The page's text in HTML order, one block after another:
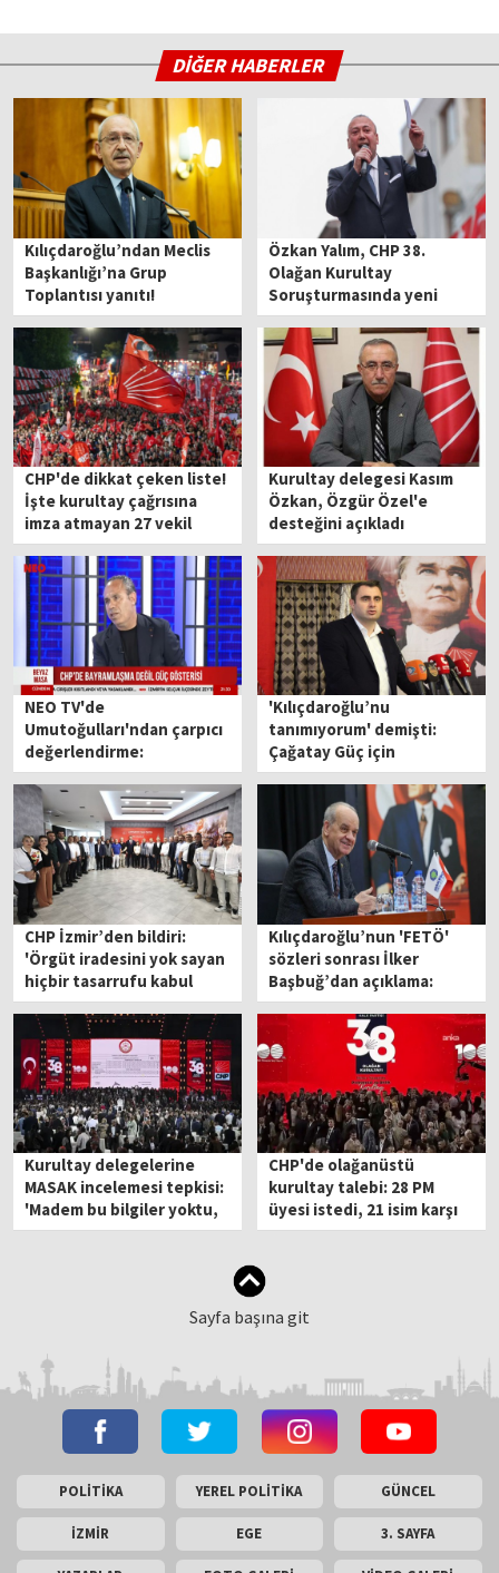
DİĞER HABERLER
Kılıçdaroğlu’ndan Meclis
Başkanlığı’na Grup
Toplantısı yanıtı!
Özkan Yalım, CHP 38.
Olağan Kurultay
Soruşturmasında yeni
ifade verecek
CHP'de dikkat çeken liste!
İşte kurultay çağrısına
imza atmayan 27 vekil
Kurultay delegesi Kasım
Özkan, Özgür Özel'e
desteğini açıkladı
NEO TV'de
Umutoğulları'ndan çarpıcı
değerlendirme:
Kılıçdaroğlu köşeye
sıkışmış vaziyette!
'Kılıçdaroğlu’nu
tanımıyorum' demişti:
Çağatay Güç için
'görevden alma' iddiası
CHP İzmir’den bildiri:
'Örgüt iradesini yok sayan
hiçbir tasarrufu kabul
etmiyoruz'
Kılıçdaroğlu’nun 'FETÖ'
sözleri sonrası İlker
Başbuğ’dan açıklama:
'Özgür Özel, akla gelecek
en son isimlerden biridir'
Kurultay delegelerine
MASAK incelemesi tepkisi:
'Madem bu bilgiler yoktu,
mutlak butlan kararı neye
CHP'de olağanüstü
kurultay talebi: 28 PM
üyesi istedi, 21 isim karşı
çıktı
Sayfa başına git
POLİTİKA YEREL POLİTİKA GÜNCEL
İZMİR EGE 3. SAYFA